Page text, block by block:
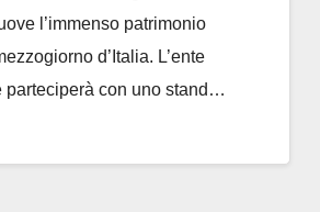
l’immenso patrimonio
d’Italia. L’ente
parteciperà con uno stand…